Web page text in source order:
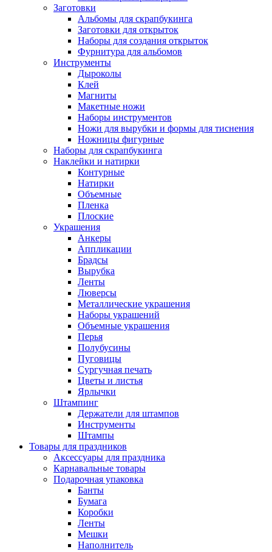
Заготовки
Альбомы для скрапбукинга
Заготовки для открыток
Наборы для создания открыток
Фурнитура для альбомов
Инструменты
Дыроколы
Клей
Магниты
Макетные ножи
Наборы инструментов
Ножи для вырубки и формы для тиснения
Ножницы фигурные
Наборы для скрапбукинга
Наклейки и натирки
Контурные
Натирки
Объемные
Пленка
Плоские
Украшения
Анкеры
Аппликации
Брадсы
Вырубка
Ленты
Люверсы
Металлические украшения
Наборы украшений
Объемные украшения
Перья
Полубусины
Пуговицы
Сургучная печать
Цветы и листья
Ярлычки
Штампинг
Держатели для штампов
Инструменты
Штампы
Товары для праздников
Аксессуары для праздника
Карнавальные товары
Подарочная упаковка
Банты
Бумага
Коробки
Ленты
Мешки
Наполнитель